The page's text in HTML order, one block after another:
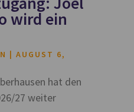
wird ein
AUGUST 6,
hat den
27 weiter